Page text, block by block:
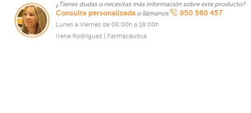
¿Tienes dudas o necesitas más información sobre este producto?
Consulta personalizada o llámanos 950 560 457
Lunes a Viernes de 08:00h a 18:00h
Irene Rodríguez | Farmacéutica